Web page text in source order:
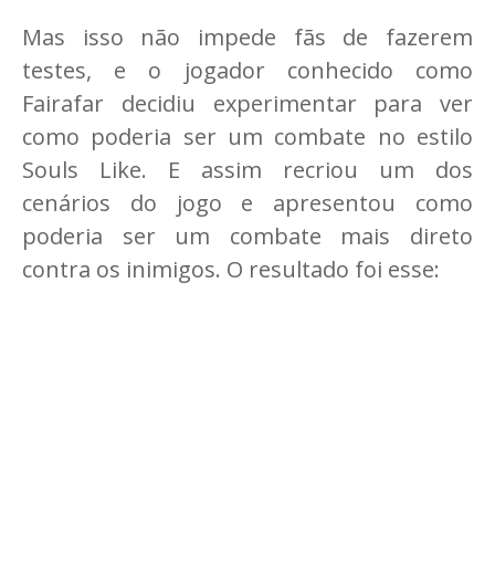
Mas isso não impede fãs de fazerem
testes, e o jogador conhecido como
Fairafar decidiu experimentar para ver
como poderia ser um combate no estilo
Souls Like. E assim recriou um dos
cenários do jogo e apresentou como
poderia ser um combate mais direto
contra os inimigos. O resultado foi esse: